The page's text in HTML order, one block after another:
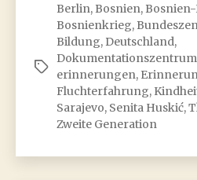
und
die
zweite
Generation
Schlagwörter
Berlin, Bosnien,
Bosnienkrieg,
Bildung, Deutschland,
Dokumentationszentrum
erinnerungen,
Fluchterfahrung,
Sarajevo, Senita Huskić,
Zweite Generation